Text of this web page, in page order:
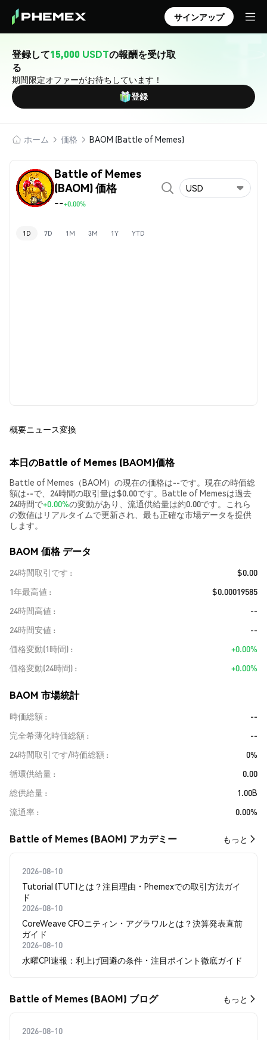
サインアップ
登録して15,000 USDTの報酬を受け取
る
期間限定オファーがお待ちしています！
登録
ホーム 価格 BAOM (Battle of Memes)
Battle of Memes
(BAOM) 価格
--+0.00%
USD
1D 7D 1M 3M 1Y YTD
概要ニュース変換
本日のBattle of Memes (BAOM)価格
Battle of Memes（BAOM）の現在の価格は--です。現在の時価総
額は--で、24時間の取引量は$0.00です。Battle of Memesは過去
24時間で+0.00%の変動があり、流通供給量は約0.00です。これら
の数値はリアルタイムで更新され、最も正確な市場データを提供
します。
BAOM 価格 データ
24時間取引です
$0.00
1年最高値
$0.00019585
24時間高値
--
24時間安値
--
価格変動(1時間)
+0.00%
価格変動(24時間)
+0.00%
BAOM 市場統計
時価総額
--
完全希薄化時価総額
--
24時間取引です/時価総額
0%
循環供給量
0.00
総供給量
1.00B
流通率
0.00%
Battle of Memes (BAOM) アカデミー もっと
2026-08-10
Tutorial (TUT)とは？注目理由・Phemexでの取引方法ガイ
ド
2026-08-10
CoreWeave CFOニティン・アグラワルとは？決算発表直前
ガイド
2026-08-10
水曜CPI速報：利上げ回避の条件・注目ポイント徹底ガイド
Battle of Memes (BAOM) ブログ もっと
2026-08-10